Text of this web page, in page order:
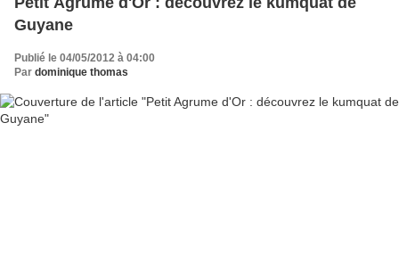
Guyane
Publié le 04/05/2012 à 04:00
Par dominique thomas